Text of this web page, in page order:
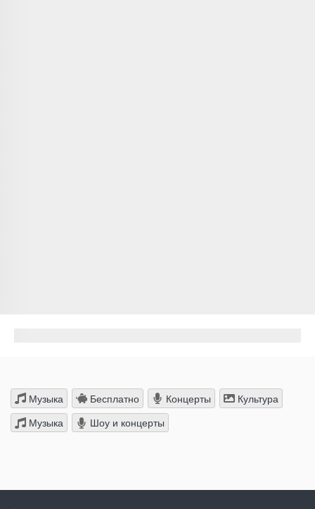
Музыка Бесплатно Концерты Культура
Музыка Шоу и концерты